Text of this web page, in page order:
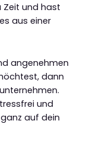
Zeit und hast
aus einer
angenehmen
dann
und
auf dein